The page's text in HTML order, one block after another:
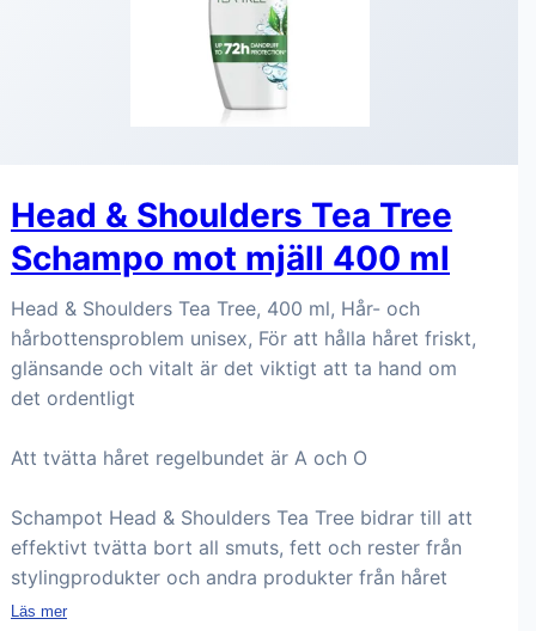
Head & Shoulders Tea Tree
Schampo mot mjäll 400 ml
Head & Shoulders Tea Tree, 400 ml, Hår- och
hårbottensproblem unisex, För att hålla håret friskt,
glänsande och vitalt är det viktigt att ta hand om
det ordentligt
Att tvätta håret regelbundet är A och O
Schampot Head & Shoulders Tea Tree bidrar till att
effektivt tvätta bort all smuts, fett och rester från
stylingprodukter och andra produkter från håret
Läs mer